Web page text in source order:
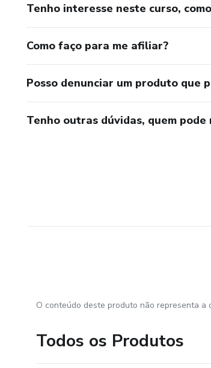
Tenho interesse neste curso,
Como faço para me afiliar?
Posso denunciar um produto que
Tenho outras dúvidas, quem pode
O conteúdo deste produto não representa a
Todos os Produtos